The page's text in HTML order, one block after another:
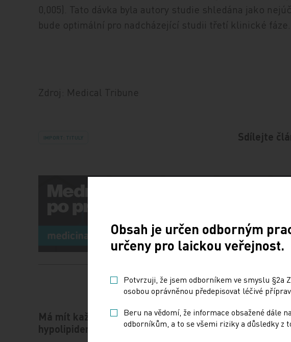
0,005). Tato dávka byla autory studie shledána jako
bude optimální pro nadcházející studii třetí klinické fáze.
Zdroj: Medical Tribune
IMPORT: TITULY Sdílejte
Má mít každý hypertonik
hypolipidemikum?
Hot Line letošního
ESC odhaleny
Obsah je určen odborným
určeny pro laickou veřejnost.
Potvrzuji, že jsem odborníkem ve smyslu §2a
osobou oprávněnou předepisovat léčivé
Beru na vědomí, že informace obsažené dále
odborníkům, a to se všemi riziky a důsledky z